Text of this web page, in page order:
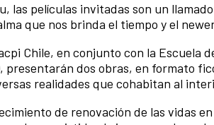
las películas invitadas son un
que nos brinda el tiempo y el
Chile, en conjunto con la Escuela
presentarán dos obras, en formato
realidades que cohabitan al
de renovación de las vidas